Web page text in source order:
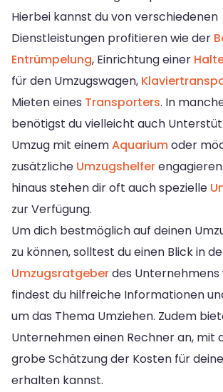
Hierbei kannst du von verschiedenen
Dienstleistungen profitieren wie der
Entrümpelung, Einrichtung einer
für den Umzugswagen,
Mieten eines Transporters. In
benötigst du vielleicht auch
Umzug mit einemAquariumoder
zusätzliche Umzugshelfer
hinaus stehen dir oft auch spezielle
zur Verfügung.
Um dich bestmöglich auf deinen
zu können, solltest du einen Blick in
Umzugsratgeberdes
findest du hilfreiche Informationen
um das Thema Umziehen. Zudem
Unternehmen einen Rechner an, mit
grobe Schätzung der Kosten für
erhalten kannst.